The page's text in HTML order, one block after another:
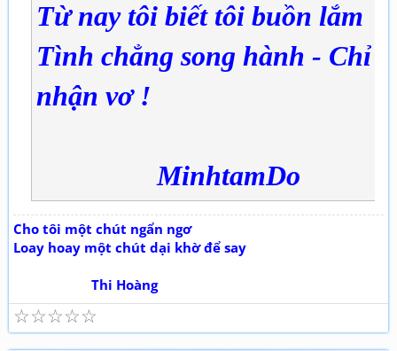
Từ nay tôi biết tôi buồn lắm
Tình chẳng song hành - Chỉ
nhận vơ !
MinhtamDo
Cho tôi một chút ngẩn ngơ
Loay hoay một chút dại khờ để say
Thi Hoàng
☆
☆
☆
☆
☆